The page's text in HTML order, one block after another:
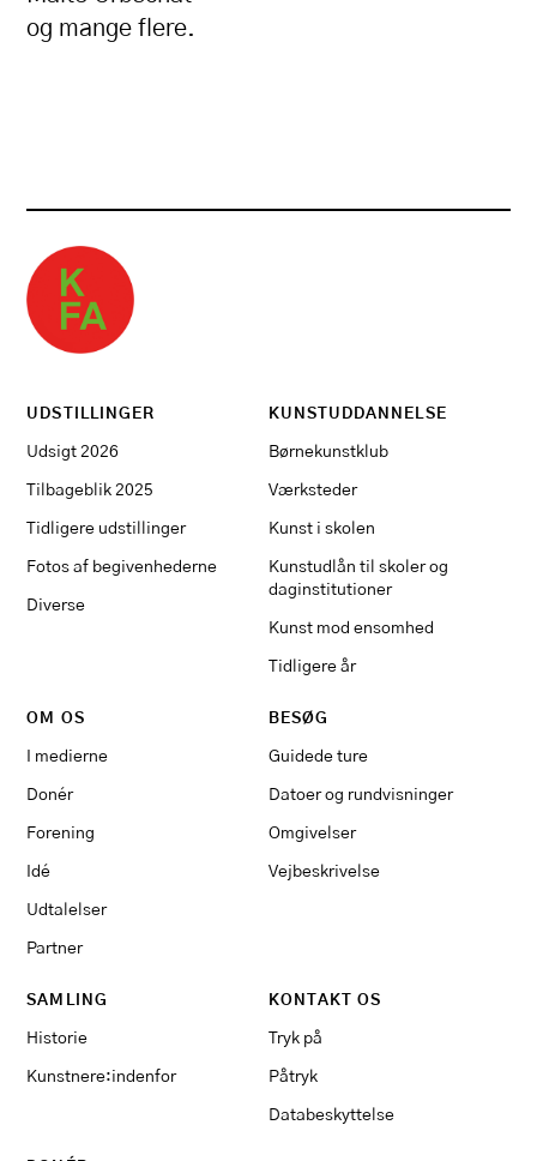
og mange flere.
UDSTILLINGER
Udsigt 2026
Tilbageblik 2025
Tidligere udstillinger
Fotos af begivenhederne
Diverse
KUNSTUDDANNELSE
Børnekunstklub
Værksteder
Kunst i skolen
Kunstudlån til skoler og
daginstitutioner
Kunst mod ensomhed
Tidligere år
OM OS
I medierne
Donér
Forening
Idé
Udtalelser
Partner
BESØG
Guidede ture
Datoer og rundvisninger
Omgivelser
Vejbeskrivelse
SAMLING
Historie
Kunstnere:indenfor
KONTAKT OS
Tryk på
Påtryk
Databeskyttelse